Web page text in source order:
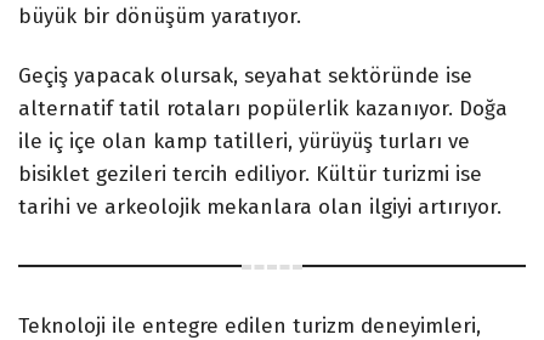
büyük bir dönüşüm yaratıyor.
Geçiş yapacak olursak, seyahat sektöründe ise
alternatif tatil rotaları popülerlik kazanıyor. Doğa
ile iç içe olan kamp tatilleri, yürüyüş turları ve
bisiklet gezileri tercih ediliyor. Kültür turizmi ise
tarihi ve arkeolojik mekanlara olan ilgiyi artırıyor.
Teknoloji ile entegre edilen turizm deneyimleri,